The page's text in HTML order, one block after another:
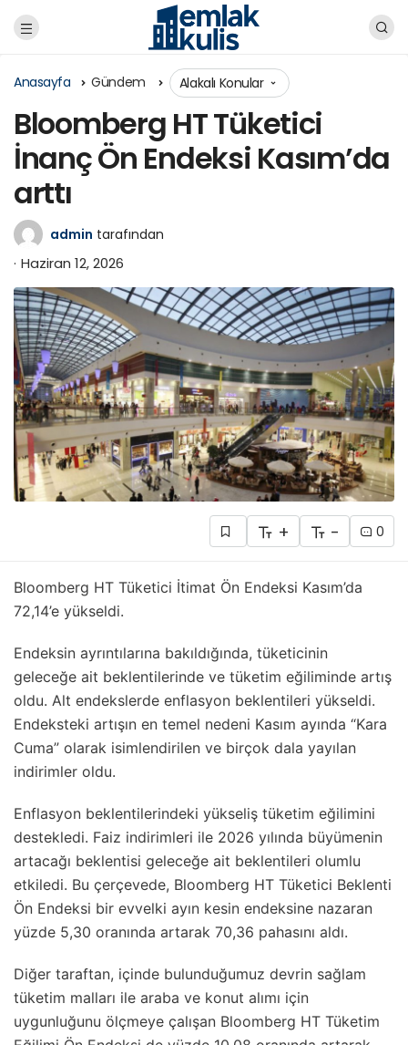
Anasayfa Gündem Alakalı Konular
Bloomberg HT Tüketici
İnanç Ön Endeksi Kasım’da
arttı
admin tarafından
Haziran 12, 2026
+ - 0
Bloomberg HT Tüketici İtimat Ön Endeksi Kasım’da
72,14’e yükseldi.
Endeksin ayrıntılarına bakıldığında, tüketicinin
geleceğe ait beklentilerinde ve tüketim eğiliminde artış
oldu. Alt endekslerde enflasyon beklentileri yükseldi.
Endeksteki artışın en temel nedeni Kasım ayında “Kara
Cuma” olarak isimlendirilen ve birçok dala yayılan
indirimler oldu.
Enflasyon beklentilerindeki yükseliş tüketim eğilimini
destekledi. Faiz indirimleri ile 2026 yılında büyümenin
artacağı beklentisi geleceğe ait beklentileri olumlu
etkiledi. Bu çerçevede, Bloomberg HT Tüketici Beklenti
Ön Endeksi bir evvelki ayın kesin endeksine nazaran
yüzde 5,30 oranında artarak 70,36 pahasını aldı.
Diğer taraftan, içinde bulunduğumuz devrin sağlam
tüketim malları ile araba ve konut alımı için
uygunluğunu ölçmeye çalışan Bloomberg HT Tüketim